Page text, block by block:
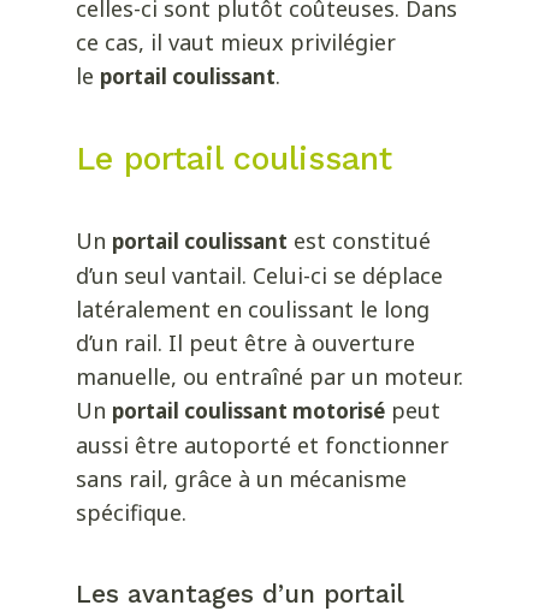
celles-ci sont plutôt coûteuses. Dans
ce cas, il vaut mieux privilégier
le portail coulissant.
Le portail coulissant
Un portail coulissant est constitué
d’un seul vantail. Celui-ci se déplace
latéralement en coulissant le long
d’un rail. Il peut être à ouverture
manuelle, ou entraîné par un moteur.
Un portail coulissant motorisépeut
aussi être autoporté et fonctionner
sans rail, grâce à un mécanisme
spécifique.
Les avantages d’un portail